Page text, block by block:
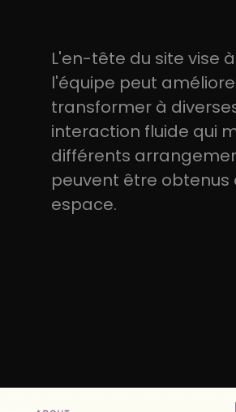
L'en-tête du site vise
l'équipe peut
transformer à
interaction fluide qui
différents
peuvent être obtenus
espace.